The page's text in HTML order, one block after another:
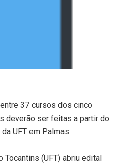
37 cursos dos cinco
deverão ser feitas a partir do
UFT em Palmas
Tocantins (UFT) abriu edital